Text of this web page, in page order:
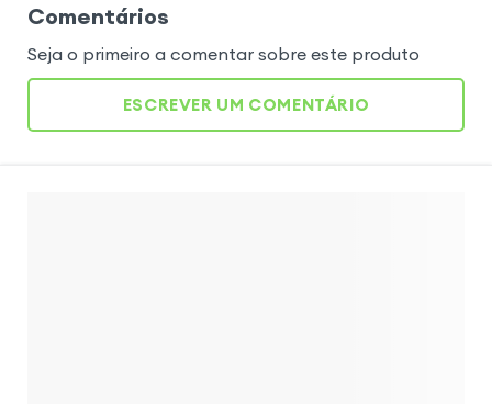
Comentários
Seja o primeiro a comentar sobre este produto
ESCREVER UM COMENTÁRIO